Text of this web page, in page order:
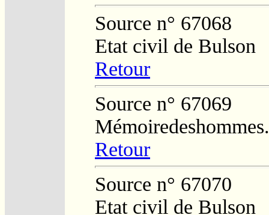
Source n° 67068
Etat civil de Bulson
Retour
Source n° 67069
Retour
Source n° 67070
Etat civil de Bulson